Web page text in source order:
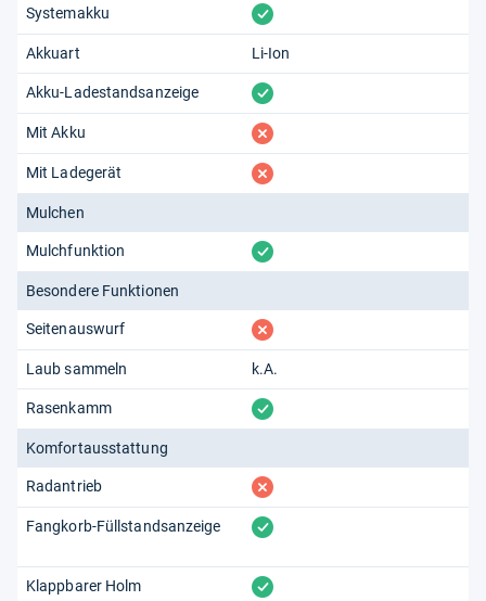
Systemakku vorhanden
Akkuart Li-Ion
Akku-Ladestandsanzeige vorhanden
Mit Akku fehlt
Mit Ladegerät fehlt
Mulchen
Mulchfunktion vorhanden
Besondere Funktionen
Seitenauswurf fehlt
Laub sammeln k.A.
Rasenkamm vorhanden
Komfortausstattung
Radantrieb fehlt
Fangkorb-Füllstandsanzeige vorhanden
Klappbarer Holm vorhanden